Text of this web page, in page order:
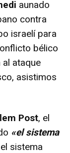
aunado
contra
israelí para
bélico
ataque
asistimos
Post, el
«el sistema
sistema